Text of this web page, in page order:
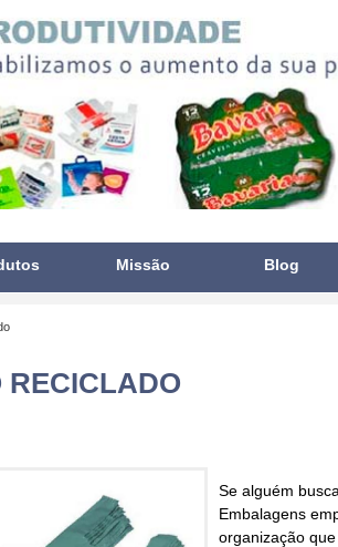
Missão Blog
RECICLADO
Se alguém
Embalagens
organização